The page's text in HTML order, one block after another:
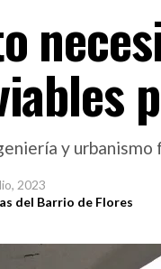
y
2023
del Barrio de Flores